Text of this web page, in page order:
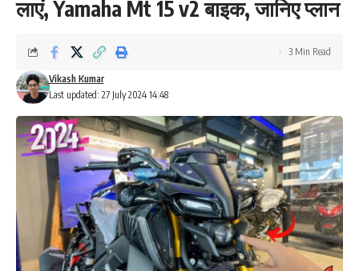
लाएं, Yamaha Mt 15 v2 बाइक, जानिए प्लान
Last updated: 27 July 2024 14:48
Vikash Kumar
3 Min Read